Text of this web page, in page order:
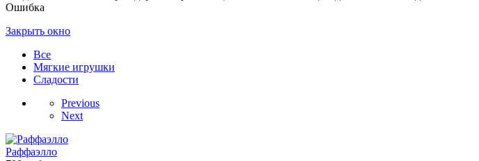
Ошибка
Закрыть окно
Все
Мягкие игрушки
Сладости
Previous
Next
Раффаэлло